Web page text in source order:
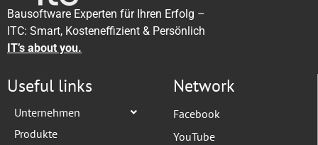
Bausoftware Experten für Ihren Erfolg –
ITC: Smart, Kosteneffizient & Persönlich
IT’s about you.
Useful links
Unternehmen
Produkte
Network
Facebook
YouTube